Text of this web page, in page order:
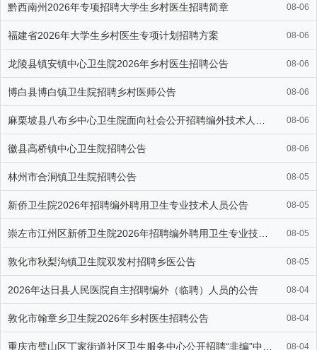
黔西南州2026年专项招聘大学生乡村医生招聘简章 08-06
福建省2026年大学生乡村医生专项计划招聘方案 08-06
龙陵县镇安镇中心卫生院2026年乡村医生招聘公告 08-06
博白县博白镇卫生院招聘乡村医师公告 08-06
08-06
徽县高桥镇中心卫生院招聘公告 08-06
林州市合涧镇卫生院招聘公告 08-05
新侨卫生院2026年招聘编外聘用卫生专业技术人员公告 08-05
08-05
敦化市秋梨沟镇卫生院双发村招聘乡医公告 08-05
2026年达日县人民医院自主招聘编外（临聘）人员的公告 08-04
敦化市翰章乡卫生院2026年乡村医生招聘公告 08-04
08-04